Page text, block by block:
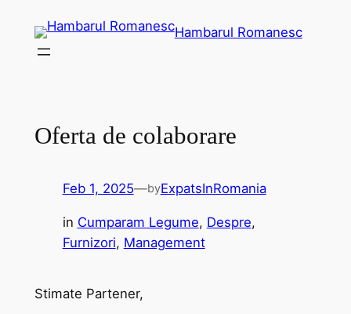
content
Hambarul Romanesc
Oferta de colaborare
Feb 1, 2025—byExpatsInRomania
in Cumparam Legume, Despre
Furnizori, Management
Stimate Partener,